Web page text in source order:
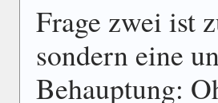
Frage zwei ist
sondern eine
Behauptung: